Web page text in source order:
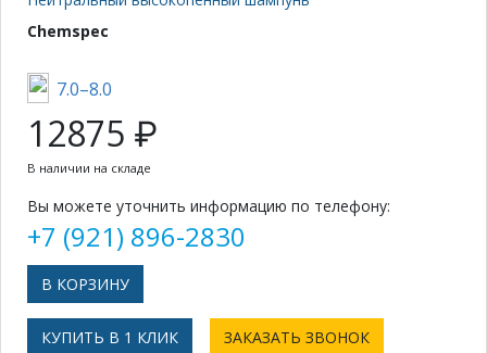
Chemspec
7.0–8.0
12875 ₽
В наличии на складе
Вы можете уточнить информацию по телефону:
+7 (921) 896-2830
КУПИТЬ В 1 КЛИК ЗАКАЗАТЬ ЗВОНОК